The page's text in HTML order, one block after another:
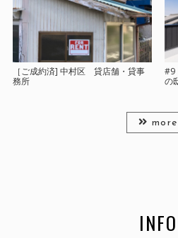
［ご成約済] 中村区 貸店舗・貸事
務所
#9
の
more
INFO